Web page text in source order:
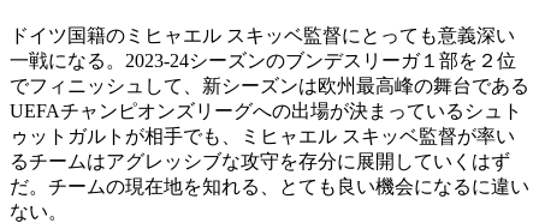
ドイツ国籍のミヒャエル スキッベ監督にとっても意義深い
一戦になる。2023-24シーズンのブンデスリーガ１部を２位
でフィニッシュして、新シーズンは欧州最高峰の舞台である
UEFAチャンピオンズリーグへの出場が決まっているシュト
ゥットガルトが相手でも、ミヒャエル スキッベ監督が率い
るチームはアグレッシブな攻守を存分に展開していくはず
だ。チームの現在地を知れる、とても良い機会になるに違い
ない。